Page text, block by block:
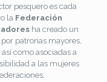
pesquero es cada
la Federación
ha creado un
patronas mayores,
como asociadas a
a las mujeres